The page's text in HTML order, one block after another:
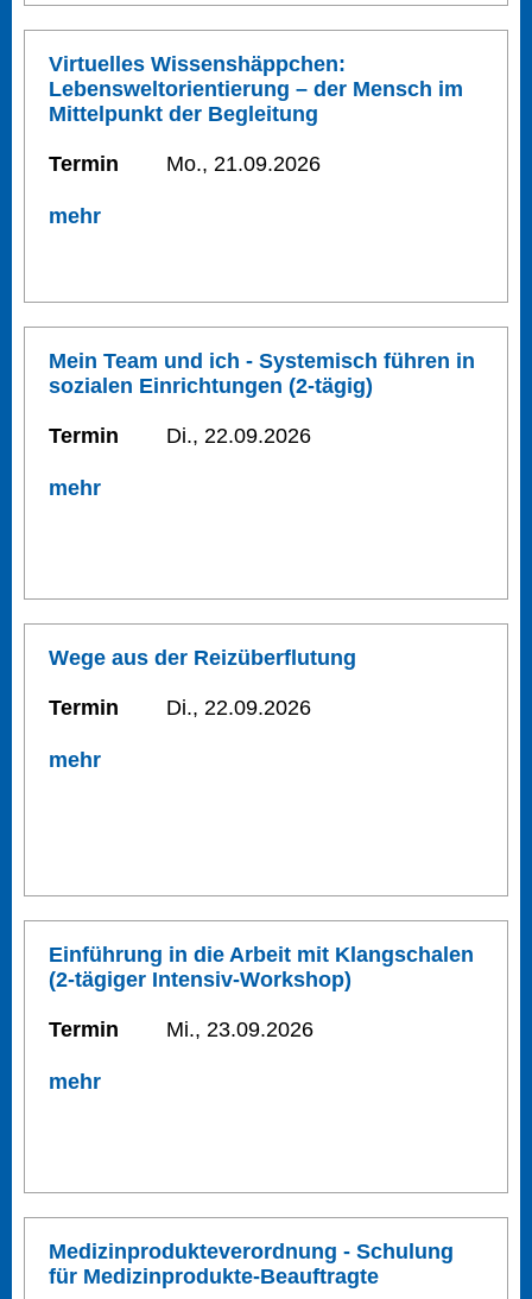
Virtuelles Wissenshäppchen:
Lebensweltorientierung – der Mensch im
Mittelpunkt der Begleitung
Termin Mo., 21.09.2026
mehr
Mein Team und ich - Systemisch führen in
sozialen Einrichtungen (2-tägig)
Termin Di., 22.09.2026
mehr
Wege aus der Reizüberflutung
Termin Di., 22.09.2026
mehr
Einführung in die Arbeit mit Klangschalen
(2-tägiger Intensiv-Workshop)
Termin Mi., 23.09.2026
mehr
Medizinprodukteverordnung - Schulung
für Medizinprodukte-Beauftragte